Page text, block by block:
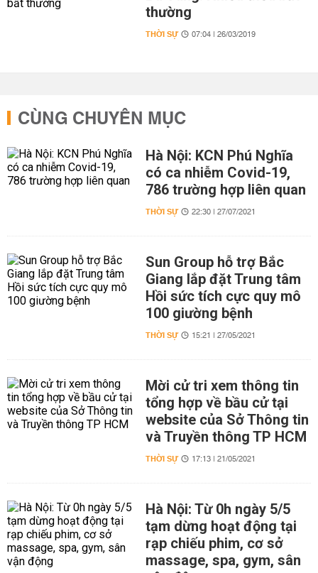
thường
THỜI SỰ 07:04 | 26/03/2019
CÙNG CHUYÊN MỤC
Hà Nội: KCN Phú Nghĩa
có ca nhiễm Covid-19,
786 trường hợp liên quan
THỜI SỰ 22:30 | 27/07/2021
Sun Group hỗ trợ Bắc
Giang lắp đặt Trung tâm
Hồi sức tích cực quy mô
100 giường bệnh
THỜI SỰ 15:21 | 27/05/2021
Mời cử tri xem thông tin
tổng hợp về bầu cử tại
website của Sở Thông tin
và Truyền thông TP HCM
THỜI SỰ 17:13 | 21/05/2021
Hà Nội: Từ 0h ngày 5/5
tạm dừng hoạt động tại
rạp chiếu phim, cơ sở
massage, spa, gym, sân